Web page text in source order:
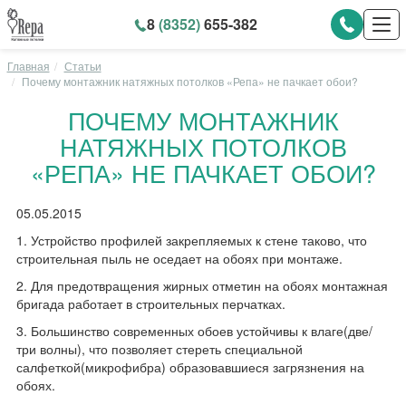
8(8352)655-382
Главная
Статьи
Почему монтажник натяжных потолков «Репа» не пачкает обои?
ПОЧЕМУ МОНТАЖНИК
НАТЯЖНЫХ ПОТОЛКОВ
«РЕПА» НЕ ПАЧКАЕТ ОБОИ?
05.05.2015
1. Устройство профилей закрепляемых к стене таково, что
строительная пыль не оседает на обоях при монтаже.
2. Для предотвращения жирных отметин на обоях монтажная
бригада работает в строительных перчатках.
3. Большинство современных обоев устойчивы к влаге(две/
три волны), что позволяет стереть специальной
салфеткой(микрофибра) образовавшиеся загрязнения на
обоях.